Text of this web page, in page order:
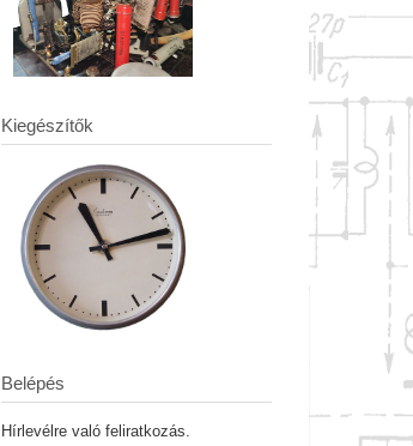
Kiegészítők
Belépés
Hírlevélre való feliratkozás.